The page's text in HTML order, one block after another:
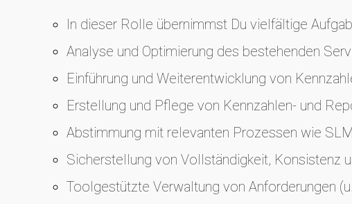
In dieser Rolle übernimmst Du vielfältige
Analyse und Optimierung des bestehenden
Einführung und Weiterentwicklung von
Erstellung und Pflege von Kennzahlen‑ und
Abstimmung mit relevanten Prozessen wie
Sicherstellung von Vollständigkeit, Konsistenz
Toolgestützte Verwaltung von Anforderungen